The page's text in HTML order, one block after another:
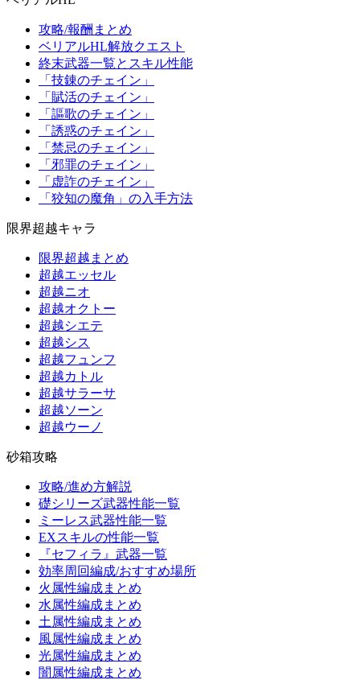
攻略/報酬まとめ
ベリアルHL解放クエスト
終末武器一覧とスキル性能
「技錬のチェイン」
「賦活のチェイン」
「謳歌のチェイン」
「誘惑のチェイン」
「禁忌のチェイン」
「邪罪のチェイン」
「虚詐のチェイン」
「狡知の魔角」の入手方法
限界超越キャラ
限界超越まとめ
超越エッセル
超越ニオ
超越オクトー
超越シエテ
超越シス
超越フュンフ
超越カトル
超越サラーサ
超越ソーン
超越ウーノ
砂箱攻略
攻略/進め方解説
礎シリーズ武器性能一覧
ミーレス武器性能一覧
EXスキルの性能一覧
『セフィラ』武器一覧
効率周回編成/おすすめ場所
火属性編成まとめ
水属性編成まとめ
土属性編成まとめ
風属性編成まとめ
光属性編成まとめ
闇属性編成まとめ